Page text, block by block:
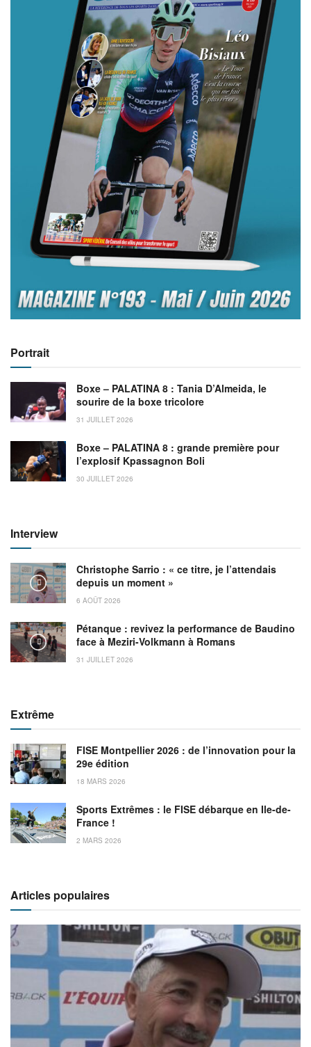
Portrait
Boxe – PALATINA 8 : Tania D’Almeida, le
sourire de la boxe tricolore
31 JUILLET 2026
Boxe – PALATINA 8 : grande première pour
l’explosif Kpassagnon Boli
30 JUILLET 2026
Interview
Christophe Sarrio : « ce titre, je l’attendais
depuis un moment »
6 AOÛT 2026
Pétanque : revivez la performance de Baudino
face à Meziri-Volkmann à Romans
31 JUILLET 2026
Extrême
FISE Montpellier 2026 : de l’innovation pour la
29e édition
18 MARS 2026
Sports Extrêmes : le FISE débarque en Ile-de-
France !
2 MARS 2026
Articles populaires